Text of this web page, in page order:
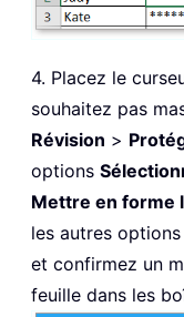
4. Placez le
souhaitez pas
Révision >
options
Mettre en forme
les autres
et confirmez un
feuille dans les